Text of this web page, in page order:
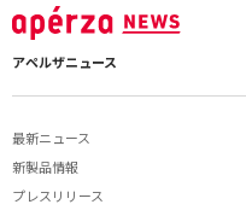
アペルザニュース
最新ニュース
新製品情報
プレスリリース